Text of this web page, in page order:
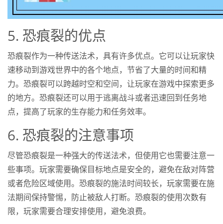
5. 恐痕裂的优点
恐痕裂作为一种传送法术，具有许多优点。它可以让玩家快
速移动到游戏世界中的各个地点，节省了大量的时间和精
力。恐痕裂可以跨越时空和空间，让玩家在游戏中探索更多
的地方。恐痕裂还可以用于逃离战斗或者迅速回到任务地
点，提高了玩家的生存能力和任务效率。
6. 恐痕裂的注意事项
尽管恐痕裂是一种强大的传送法术，但使用它也需要注意一
些事项。玩家需要确保目标地点是安全的，避免在敌对阵营
或者危险区域使用。恐痕裂的施法时间较长，玩家需要在施
法期间保持警惕，防止被敌人打断。恐痕裂的使用次数有
限，玩家需要合理安排使用，避免浪费。